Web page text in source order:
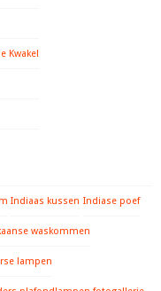
Kwakel
Indiaas kussen Indiase poef
waskommen
lampen